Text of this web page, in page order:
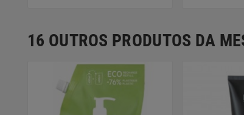
16 OUTROS PRODUTOS DA